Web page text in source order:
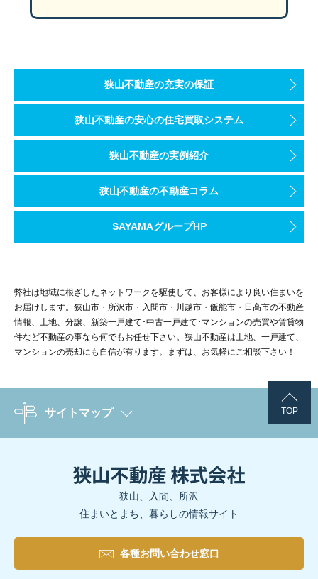
狭山不動産の充実の保証
狭山不動産の安心の住宅買取システム
狭山不動産の実例紹介
狭山不動産の不動産コラム
SAYAMAグループHP
弊社は地域に根ざしたネットワークを駆使して、お客様により良い住まいを
お届けします。狭山市・所沢市・入間市・川越市・飯能市・日高市の不動産
情報、土地、分譲、新築一戸建て･中古一戸建て･マンションの売買や賃貸物
件など不動産の事なら何でもお任せ下さい。狭山不動産は土地、一戸建て、
マンションの売却にも自信が有ります。まずは、お気軽にご相談下さい！
TOP
サイトマップ
狭山、入間、所沢
住まいとまち、暮らしの情報サイト
各種お問い合わせ窓口